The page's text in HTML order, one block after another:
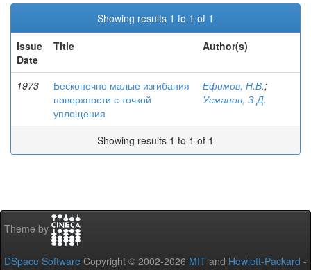
Showing results 1 to 1 of 1
Issue
Date
Title Author(s)
1973
Бесконечно малые изгибания
поверхности с точкой
уплощения
Ефимов, Н.В.;
Усманов, З.Д.
Showing results 1 to 1 of 1
Theme by
DSpace Software Copyright © 2002-2026 MIT and Hewlett-Packard -